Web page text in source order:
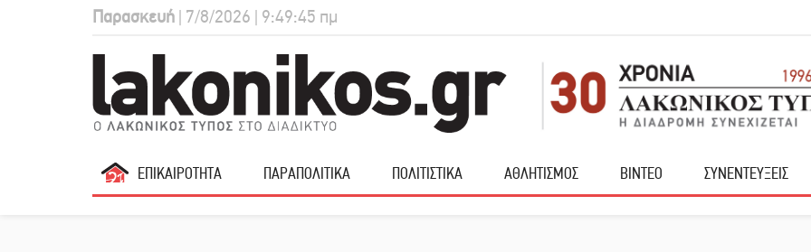
Παρασκευή | 7/8/2026 | 9:49:46 πμ
ΕΠΙΚΑΙΡΟΤΗΤΑ ΠΑΡΑΠΟΛΙΤΙΚΑ ΠΟΛΙΤΙΣΤΙΚΑ ΑΘΛΗΤΙΣΜΟΣ ΒΙΝΤΕΟ ΣΥΝΕΝΤΕΥΞΕΙΣ